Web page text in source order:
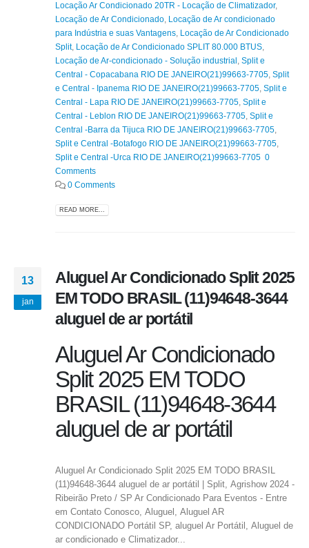
Locação Ar Condicionado 20TR - Locação de Climatizador,
Locação de Ar Condicionado
Locação de Ar condicionado
para Indústria e suas Vantagens
Locação de Ar Condicionado
Split, Locação de Ar Condicionado SPLIT 80.000 BTUS
Locação de Ar-condicionado - Solução industrial
Split e
Central - Copacabana RIO DE JANEIRO(21)99663-7705 Split
e Central - Ipanema RIO DE JANEIRO(21)99663-7705 Split e
Central - Lapa RIO DE JANEIRO(21)99663-7705 Split e
Central - Leblon RIO DE JANEIRO(21)99663-7705 Split e
Central -Barra da Tijuca RIO DE JANEIRO(21)99663-7705
Split e Central -Botafogo RIO DE JANEIRO(21)99663-7705
Split e Central -Urca RIO DE JANEIRO(21)99663-7705 0
Comments
0 Comments
READ MORE...
13
jan
Aluguel Ar Condicionado Split 2025
EM TODO BRASIL (11)94648-3644
aluguel de ar portátil
Aluguel Ar Condicionado
Split 2025 EM TODO
BRASIL (11)94648-3644
aluguel de ar portátil
Aluguel Ar Condicionado Split 2025 EM TODO BRASIL
(11)94648-3644 aluguel de ar portátil | Split, Agrishow 2024 -
Ribeirão Preto / SP Ar Condicionado Para Eventos - Entre
em Contato Conosco, Aluguel, Aluguel AR
CONDICIONADO Portátil SP, aluguel Ar Portátil, Aluguel de
ar condicionado e Climatizador...